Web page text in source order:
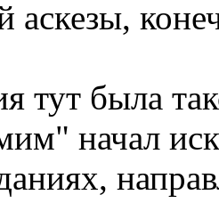
аскезы,
тут была
начал